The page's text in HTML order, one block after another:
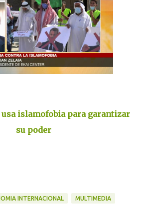
islamofobia para garantizar
su poder
INTERNACIONAL MULTIMEDIA